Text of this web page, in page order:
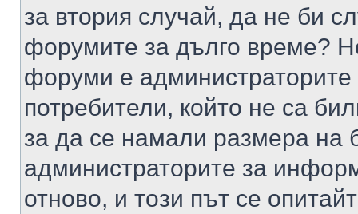
за втория случай, да не би
форумите за дълго време?
форуми е администраторите
потребители, който не са
за да се намали размера на
администраторите за
отново, и този път се